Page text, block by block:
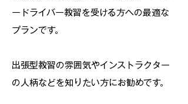
ードライバー教習を受ける方への最適な
プランです。
出張型教習の雰囲気やインストラクター
の人柄などを知りたい方にお勧めです。